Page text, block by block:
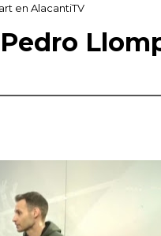
en AlacantiTV